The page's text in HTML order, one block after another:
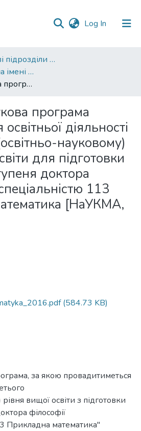
Log In (current)
009. Наукові підрозділи НаУКМА
Докторська школа імені родини Юхименків
Освітньо-наукова програма провадження освітньої діяльності на третьому (освітньо-науковому) рівні вищої освіти для підготовки здобувачів ступеня доктора філософії за спеціальністю 113 Прикладна математика [НаУКМА, 2016]
програма
діяльності
науковому)
для підготовки
доктора
113
[НаУКМА,
(584.73 KB)
за якою провадитиметься
вищої освіти з підготовки
філософії
Прикладна математика"